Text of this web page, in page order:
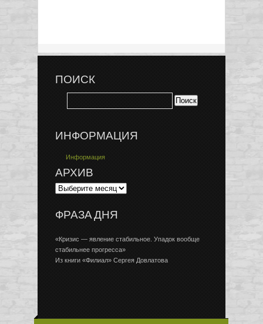
ПОИСК
ИНФОРМАЦИЯ
Информация
АРХИВ
ФРАЗА ДНЯ
«Кризис — явление стабильное. Упадок вообще
стабильнее прогресса»
Из книги «Филиал» Сергея Довлатова